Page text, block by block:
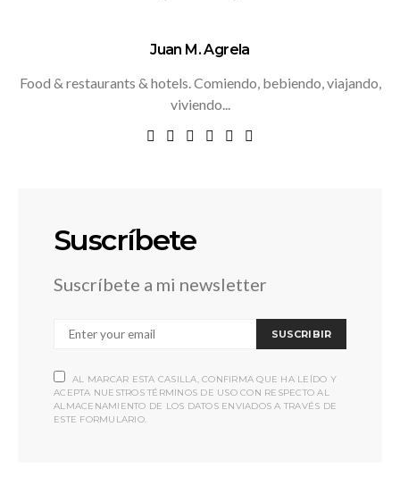
Juan M. Agrela
Food & restaurants & hotels. Comiendo, bebiendo, viajando,
viviendo...
Suscríbete
Suscríbete a mi newsletter
SUSCRIBIR
AL MARCAR ESTA CASILLA, CONFIRMA QUE HA LEÍDO Y
ACEPTA NUESTROS TÉRMINOS DE USO CON RESPECTO AL
ALMACENAMIENTO DE LOS DATOS ENVIADOS A TRAVÉS DE
ESTE FORMULARIO.